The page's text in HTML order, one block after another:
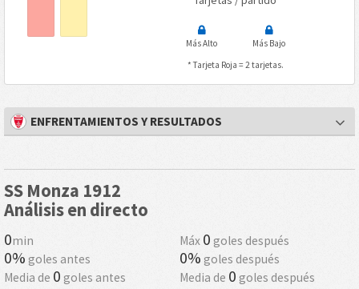
Más Alto
Más Bajo
* Tarjeta Roja = 2 tarjetas.
ENFRENTAMIENTOS Y RESULTADOS
SS Monza 1912
Análisis en directo
0min Máx 0 goles después
0% goles antes 0% goles después
Media de 0 goles antes Media de 0 goles después